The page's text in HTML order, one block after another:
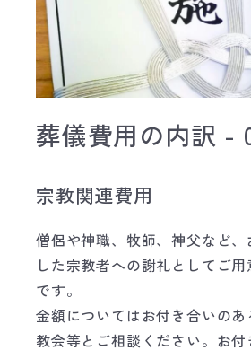
葬儀費用の内訳 -
宗教関連費用
僧侶や神職、牧師、神父など
した宗教者への謝礼としてご
です。
金額についてはお付き合いのあ
教会等とご相談ください。お